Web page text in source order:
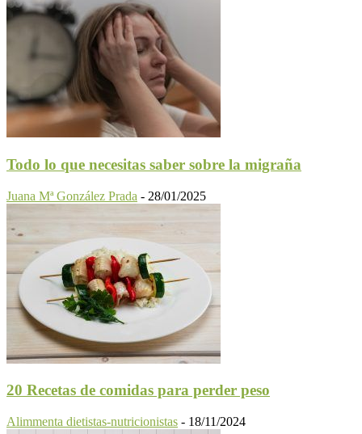
Todo lo que necesitas saber sobre la migraña
Juana Mª González Prada - 28/01/2025
20 Recetas de comidas para perder peso
Alimmenta dietistas-nutricionistas - 18/11/2024